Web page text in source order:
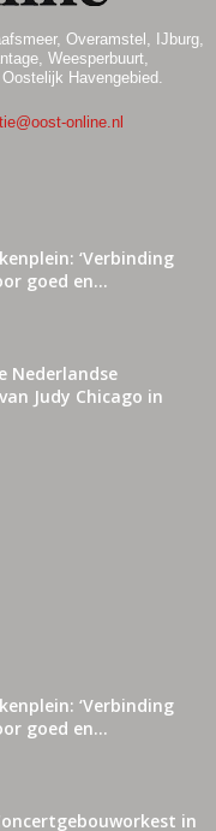
Overamstel, IJburg,
Weesperbuurt,
Havengebied.
online.nl
‘Verbinding
goed en...
Nederlandse
Judy Chicago in
‘Verbinding
goed en...
in